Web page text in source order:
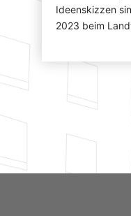
Ideenskizzen
2023 beim